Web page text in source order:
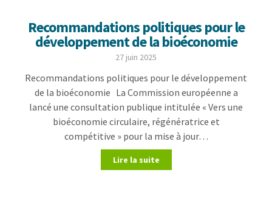
Recommandations politiques pour le
développement de la bioéconomie
27 juin 2025
Recommandations politiques pour le développement
de la bioéconomie La Commission européenne a
lancé une consultation publique intitulée « Vers une
bioéconomie circulaire, régénératrice et
compétitive » pour la mise à jour…
Lire la suite